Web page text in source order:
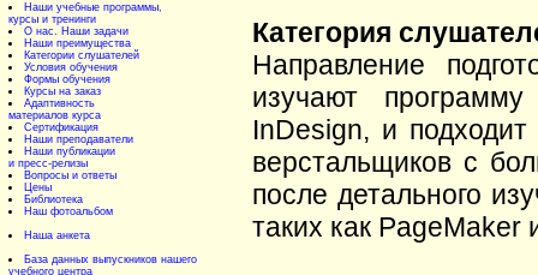
Наши учебные программы,
курсы и тренинги
О нас. Наши задачи
Наши преимущества
Категории слушателей
Условия обучения
Формы обучения
Курсы на заказ
Адаптивность
материалов курса
Сертификация
Наши преподаватели
Наши публикации
и пресс-релизы
Вопросы и ответы
Цены
Библиотека
Наш фотоальбом
Наша анкета
База данных выпускников нашего
учебного центра
Категория
Направление
изучают
InDesign, и
верстальщиков с
после детального
таких как PageMaker